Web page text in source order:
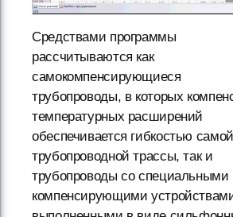
Средствами программы
рассчитываются как
самокомпенсирующиеся
трубопроводы, в которых
температурных расширений
обеспечивается гибкостью самой
трубопроводной трассы, так и
трубопроводы со специальными
компенсирующими